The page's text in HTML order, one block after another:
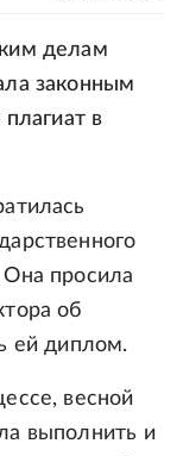
делам
законным
в
просила
об
ей диплом.
весной
выполнить и